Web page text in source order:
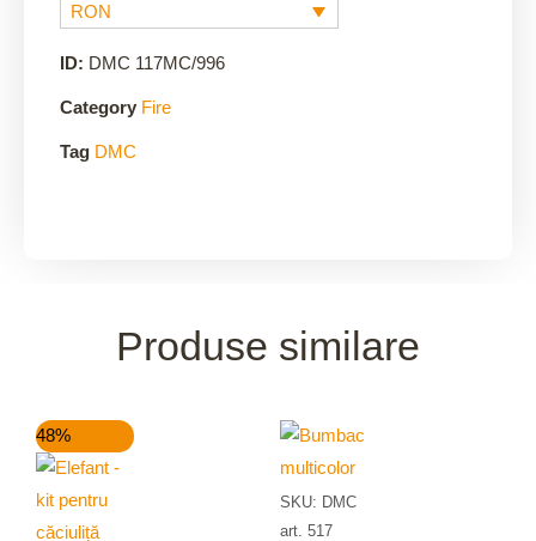
RON
ID: DMC 117MC/996
Category Fire
Tag DMC
Produse similare
48%Prețul
inițial
a
29,00 lei.
Prețul
curent
este:
15,00 lei.
SKU: DMC
art. 517